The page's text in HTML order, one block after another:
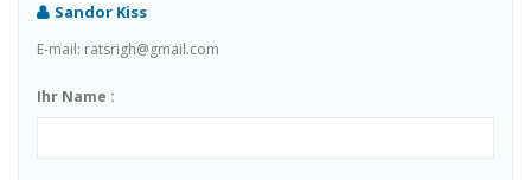
Sandor Kiss
E-mail: ratsrigh@gmail.com
Ihr Name :